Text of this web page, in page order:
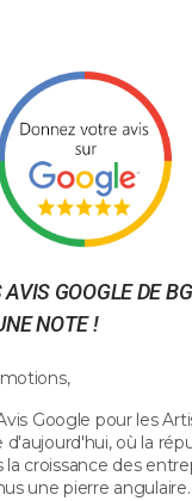
GOOGLE DE
NOTE !
Google pour les
où la
croissance des
une pierre